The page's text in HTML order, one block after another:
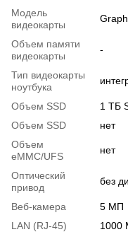
Модель
видеокарты
Объем памяти
видеокарты
-
Тип видеокарты
ноутбука
Объем SSD
1 ТБ
Объем SSD
нет
Объем
eMMC/UFS
нет
Оптический
привод
без
Веб-камера
5 МП
LAN (RJ-45)
1000